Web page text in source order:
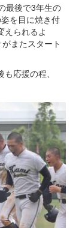
最後で3年生の
を目に焼き付
えられるよ
またスタート
応援の程、